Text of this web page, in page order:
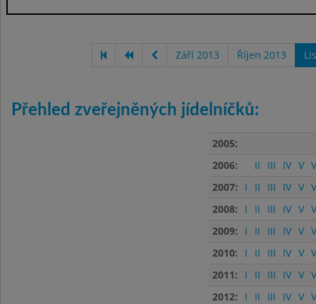
Září 2013 Říjen 2013
Přehled zveřejněných jídelníčků:
2005:
2006:
II III IV V
2007:
I II III IV V
2008:
I II III IV V
2009:
I II III IV V
2010:
I II III IV V
2011:
I II III IV V
2012:
I II III IV V